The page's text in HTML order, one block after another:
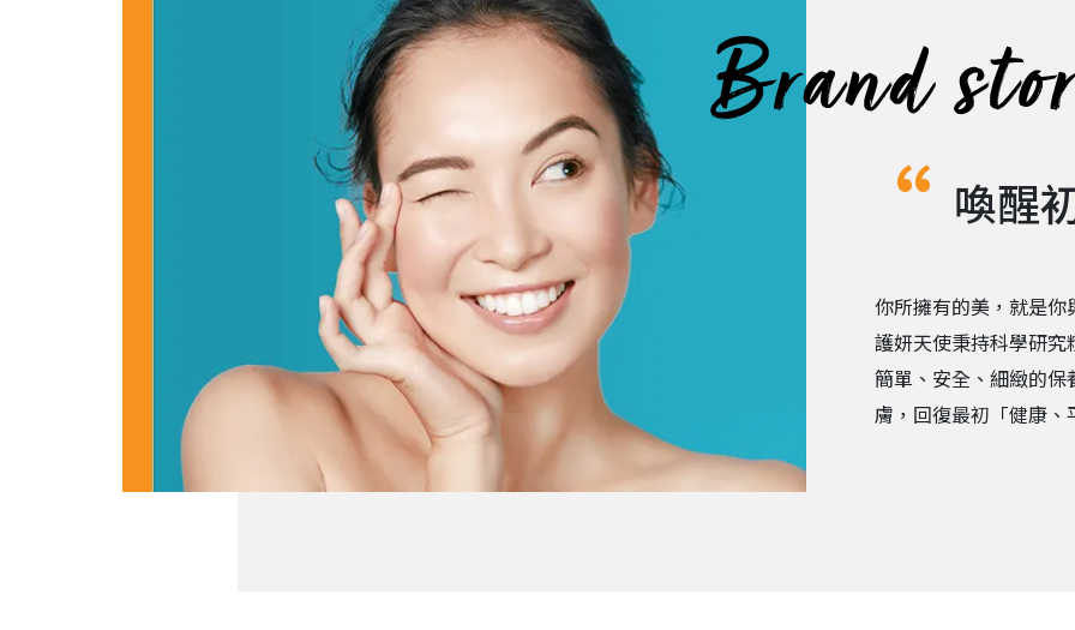
喚醒
你所擁有的美，就是
護妍天使秉持科學研
簡單、安全、細緻的
膚，回復最初「健康